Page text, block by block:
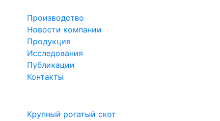
Производство
Новости компании
Продукция
Исследования
Публикации
Контакты
Крупный рогатый скот